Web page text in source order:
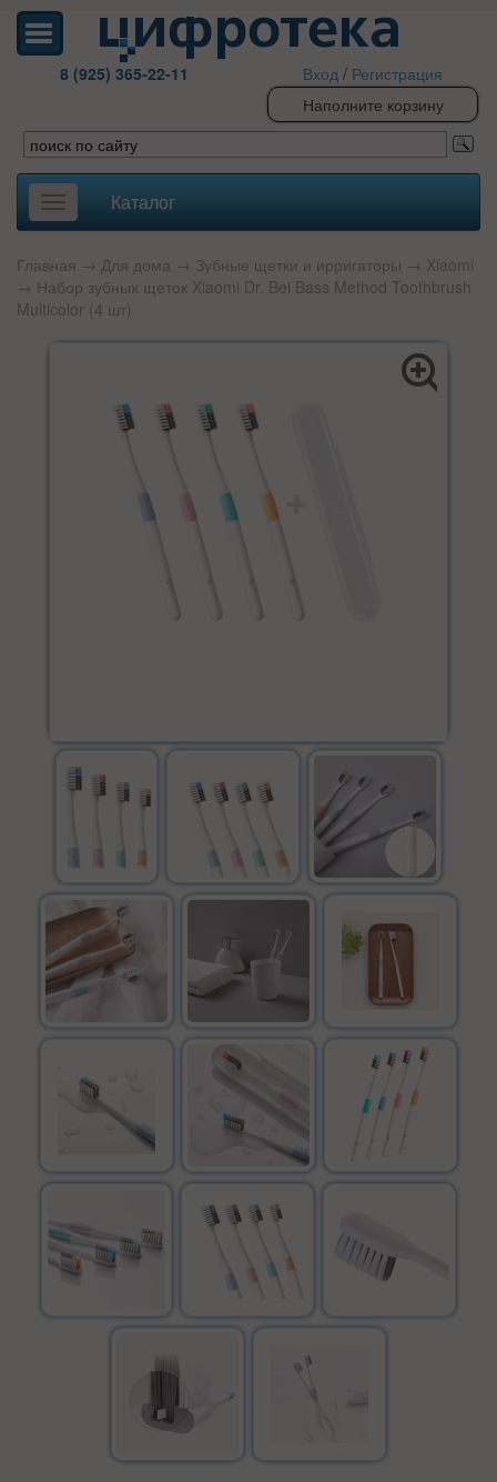
8 (925) 365-22-11 Вход / Регистрация
Наполните корзину
Toggle
navigation
Каталог
Главная → Для дома → Зубные щетки и ирригаторы → Xiaomi
→ Набор зубных щеток Xiaomi Dr. Bei Bass Method Toothbrush
Multicolor (4 шт)